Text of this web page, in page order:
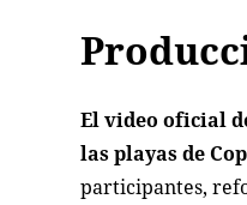
El video oficial
las playas de
participantes,